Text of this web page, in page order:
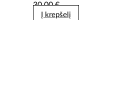
30,00€
Į krepšelį